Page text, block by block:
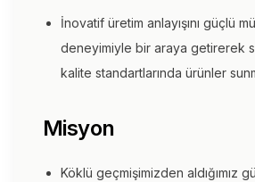
İnovatif üretim anlayışını güçlü
deneyimiyle bir araya getirerek
kalite standartlarında ürünler
Misyon
Köklü geçmişimizden aldığımız